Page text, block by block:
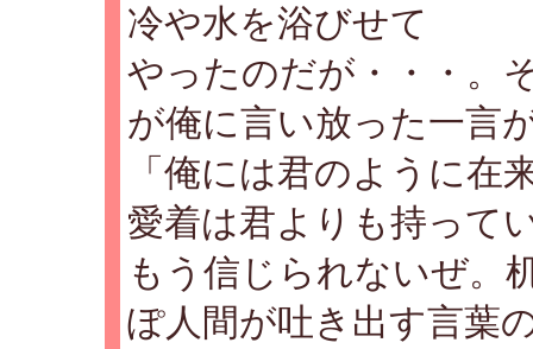
冷や水を浴びせて
やったのだが・・・。
が俺に言い放った一言
「俺には君のように在
愛着は君よりも持って
もう信じられないぜ。
ぽ人間が吐き出す言葉